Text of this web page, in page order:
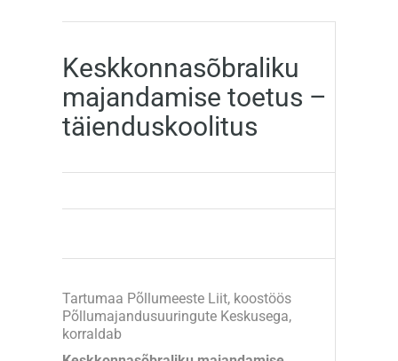
Keskkonnasõbraliku
majandamise toetus –
täienduskoolitus
Tartumaa Põllumeeste Liit, koostöös
Põllumajandusuuringute Keskusega,
korraldab